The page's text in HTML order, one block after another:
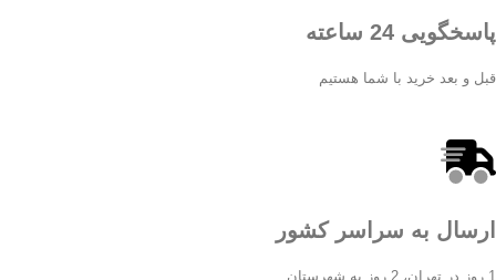
پاسخگویی 24 ساعته
قبل و بعد خرید با شما هستیم
ارسال به سراسر کشور
1 روز در تهران، 2 روز به شهرستان